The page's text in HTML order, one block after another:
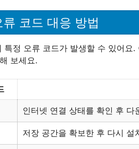
류 코드 대응 방법
특정 오류 코드가 발생할 수 있어요
보세요.
인터넷 연결 상태를 확인 후 다
저장 공간을 확보한 후 다시 설